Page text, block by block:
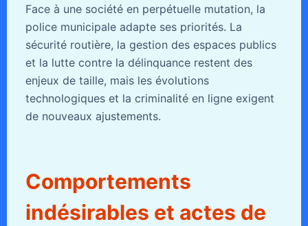
Face à une société en perpétuelle mutation, la
police municipale adapte ses priorités. La
sécurité routière, la gestion des espaces publics
et la lutte contre la délinquance restent des
enjeux de taille, mais les évolutions
technologiques et la criminalité en ligne exigent
de nouveaux ajustements.
Comportements
indésirables et actes de